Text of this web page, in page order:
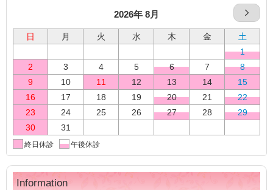
2026年 8月
日 月 火 水 木 金
土
1
2
3 4 5 6 7
8
9
10 11 12 13 14
15
16
17 18 19 20 21
22
23
24 25 26 27 28
29
30
31
終日休診 午後休診
Information